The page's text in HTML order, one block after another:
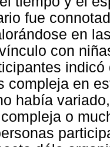
fue
en
con
compleja en
había
o